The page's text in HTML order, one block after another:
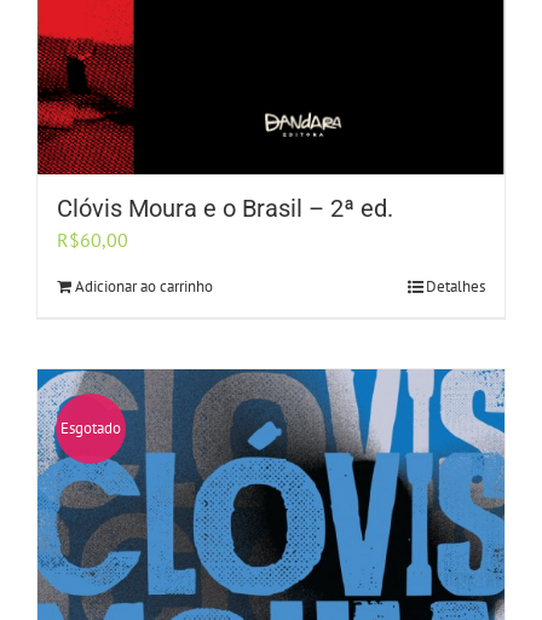
Clóvis Moura e o Brasil – 2ª ed.
R$60,00
Adicionar ao carrinho Detalhes
Esgotado